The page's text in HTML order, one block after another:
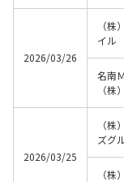
2026/03/26
（株
イル
名南
（株）
2026/03/25
（株
ズグ
（株